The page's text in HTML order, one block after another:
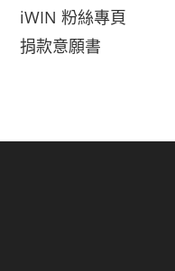
iWIN 粉絲專頁
捐款意願書